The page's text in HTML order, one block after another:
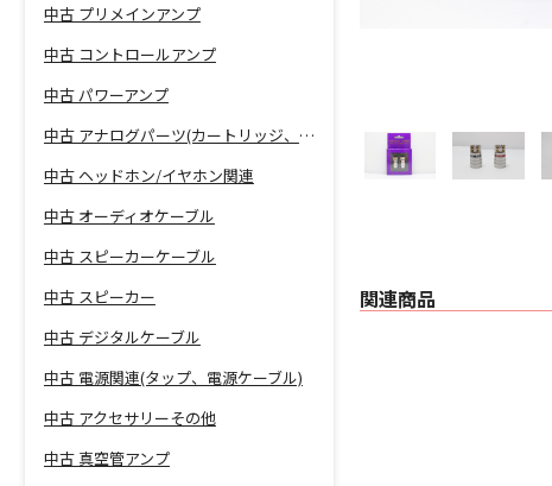
中古 プリメインアンプ
中古 コントロールアンプ
中古 パワーアンプ
中古 アナログパーツ(カートリッジ、シェル等)
中古 ヘッドホン/イヤホン関連
中古 オーディオケーブル
中古 スピーカーケーブル
中古 スピーカー
中古 デジタルケーブル
中古 電源関連(タップ、電源ケーブル)
中古 アクセサリーその他
中古 真空管アンプ
関連商品